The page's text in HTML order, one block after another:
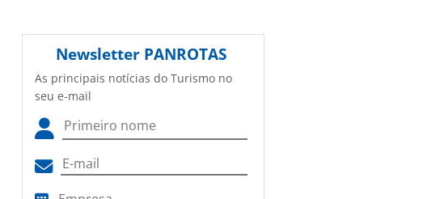
Newsletter PANROTAS
As principais notícias do Turismo no
seu e-mail